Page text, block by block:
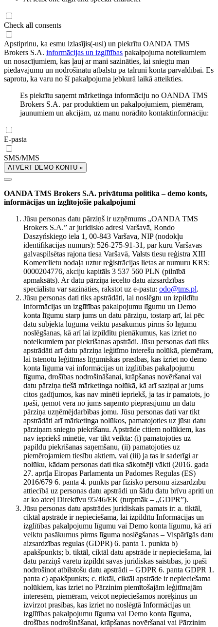
Check all consents
Apstiprinu, ka esmu izlasījis(-usi) un piekrītu OANDA TMS
Brokers S.A. informācijas un izglītības pakalpojuma noteikumiem
un nosacījumiem, kas ļauj ar mani sazināties, lai sniegtu man
piedāvājumu un nodrošinātu atbalstu pa tālruni konta pārvaldībai. Es
saprotu, ka varu no šī pakalpojuma jebkurā laikā atteikties.
Es piekrītu saņemt mārketinga informāciju no OANDA TMS
Brokers S.A. par produktiem un pakalpojumiem, piemēram,
jaunumiem un akcijām, uz manu norādīto kontaktinformāciju:
E-pasta
SMS/MMS
ATVĒRT DEMO KONTU »
OANDA TMS Brokers S.A. privātuma politika – demo konts,
informācijas un izglītojošie pakalpojumi
Jūsu personas datu pārziņš ir uzņēmums „OANDA TMS
Brokers S.A.” ar juridisko adresi Varšavā, Rondo
Daszyńskiego iela 1, 00-843 Varšava, NIP (nodokļu
identifikācijas numurs): 526-275-91-31, par kuru Varšavas
galvaspilsētas rajona tiesa Varšavā, Valsts tiesu reģistra XIII
Komerclietu nodaļa uztur reģistrācijas lietas ar numuru KRS:
0000204776, akciju kapitāls 3 537 560 PLN (pilnībā
apmaksāts). Ar datu pārziņa iecelto datu aizsardzības
speciālistu var sazināties, rakstot uz e-pastu: odo@tms.pl.
Jūsu personas dati tiks apstrādāti, lai noslēgtu un izpildītu
Informācijas un izglītības pakalpojumu līgumu un Demo
konta līgumu starp jums un datu pārziņu, tostarp arī, lai pēc
datu subjekta lūguma veiktu pasākumus pirms šo līgumu
noslēgšanas, kā arī lai izpildītu pienākumus, kas izriet no
noteikumiem par piekrišanas apstrādi. Jūsu personas dati tiks
apstrādāti arī datu pārziņa leģitīmo interešu nolūkā, piemēram,
lai īstenotu leģitīmas līgumiskas prasības, kas izriet no demo
konta līguma vai informācijas un izglītības pakalpojumu
līguma, drošības nodrošināšanai, krāpšanas novēršanai vai
datu pārziņa tiešā mārketinga nolūkā, kā arī saziņai ar jums
citos gadījumos, kas nav minēti iepriekš, ja tas ir pamatots, jo
īpaši, ņemot vērā no jums saņemto pieprasījumu un datu
pārziņa uzņēmējdarbības jomu. Jūsu personas dati var tikt
apstrādāti arī mārketinga nolūkos, pamatojoties uz jūsu datu
pārziņam sniegto piekrišanu. Apstrāde citiem nolūkiem, kas
nav iepriekš minētie, var tikt veikta: (i) pamatojoties uz
papildu piekrišanas saņemšanu, (ii) pamatojoties uz
piemērojamiem tiesību aktiem, vai (iii) ja tas ir saderīgi ar
nolūku, kādam personas dati tika sākotnēji vākti (2016. gada
27. aprīļa Eiropas Parlamenta un Padomes Regulas (ES)
2016/679 6. panta 4. punkts par fizisko personu aizsardzību
attiecībā uz personas datu apstrādi un šādu datu brīvu apriti un
ar ko atceļ Direktīvu 95/46/EK (turpmāk – „GDPR”).
Jūsu personas datu apstrādes juridiskais pamats ir: a. tiktāl,
ciktāl apstrāde ir nepieciešama, lai izpildītu Informācijas un
izglītības pakalpojumu līgumu vai Demo konta līgumu, kā arī
veiktu pasākumus pirms līguma noslēgšanas – Vispārīgās datu
aizsardzības regulas (GDPR) 6. panta 1. punkta b)
apakšpunkts; b. tiktāl, ciktāl datu apstrāde ir nepieciešama, lai
datu pārziņš varētu izpildīt savas juridiskās saistības, jo īpaši
nodrošinot atbilstošu datu apstrādi – GDPR 6. panta GDPR 1.
panta c) apakšpunkts; c. tiktāl, ciktāl apstrāde ir nepieciešama
nolūkiem, kas izriet no Pārzinim piemītošajām leģitīmajām
interesēm, piemēram, veicot nepieciešamos norēķinus un
izvirzot prasības, kas izriet no noslēgtā Informācijas un
izglītības pakalpojumu līguma vai Demo konta līguma,
drošības nodrošināšanai, krāpšanas novēršanai vai Pārzinim